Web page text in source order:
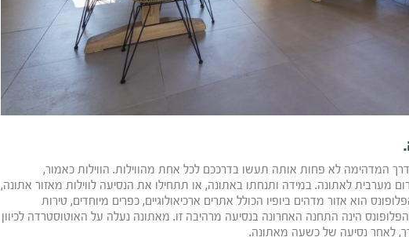
המדהימה לא פחות אותה תעשו בדרככם לכל אחת מהווילות. הווילות כאמור,
מערבית לאתונה. במידה ותנחתו באתונה, או תתחילו את הנסיעה לווילות מאזור אתונה,
הוא אזור מדהים ביופיו הכולל אתרים ארכיאולוגיים, כפרים מיוחדים, טירות
הינה התחנה האחרונה בנסיעה מרהיבה זו. מאתונה נעלה על האוטוסטרדה לכיוון
לאחר נסיעה של כשעה מאתונה.